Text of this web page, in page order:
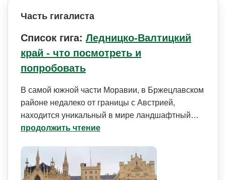
Часть гигалиста
Список гига: Ледницко-Валтицкий
край - что посмотреть и
попробовать
В самой южной части Моравии, в Бржецлавском
районе недалеко от границы с Австрией,
находится уникальный в мире ландшафтный…
продолжить чтение